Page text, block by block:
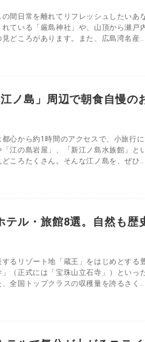
間日常を離れてリフレッシュしたいあ
ている「厳島神社」や、山頂から瀬戸
どころがあります。また、広島湾名産...
ノ島」周辺で朝食自慢の
心から約1時間のアクセスで、小旅行
江の島岩屋」、「新江ノ島水族館」と
ころたくさん。そんな江ノ島を、ぜひ...
テル・旅館8選。自然も歴
るリゾート地「蔵王」をはじめとする
（正式には「宝珠山立石寺」）といっ
全国トップクラスの収穫量を誇るさく...